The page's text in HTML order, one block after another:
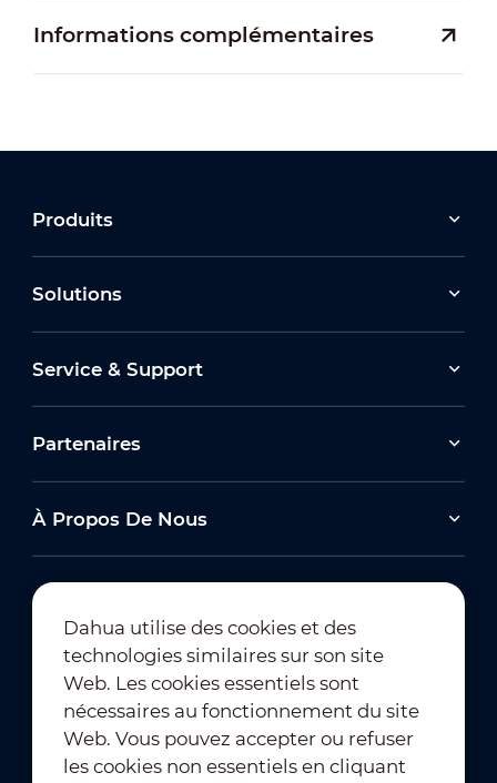
Informations complémentaires
Produits
Solutions
Service & Support
Partenaires
À Propos De Nous
Abonnement à la newsletter
Dahua utilise des cookies et des
technologies similaires sur son site
Web. Les cookies essentiels sont
nécessaires au fonctionnement du site
Web. Vous pouvez accepter ou refuser
les cookies non essentiels en cliquant